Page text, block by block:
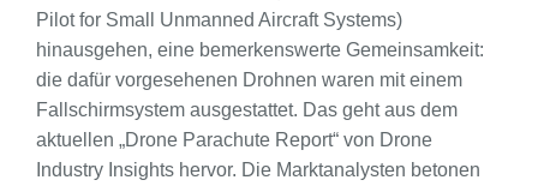
Pilot for Small Unmanned Aircraft Systems)
hinausgehen, eine bemerkenswerte Gemeinsamkeit:
die dafür vorgesehenen Drohnen waren mit einem
Fallschirmsystem ausgestattet. Das geht aus dem
aktuellen „Drone Parachute Report“ von Drone
Industry Insights hervor. Die Marktanalysten betonen